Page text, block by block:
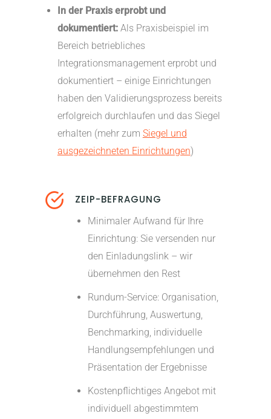
In der Praxis erprobt und
dokumentiert: Als Praxisbeispiel im
Bereich betriebliches
Integrationsmanagement erprobt und
dokumentiert – einige Einrichtungen
haben den Validierungsprozess bereits
erfolgreich durchlaufen und das Siegel
erhalten (mehr zum Siegel und
ausgezeichneten Einrichtungen)
ZEIP-BEFRAGUNG
Minimaler Aufwand für Ihre
Einrichtung: Sie versenden nur
den Einladungslink – wir
übernehmen den Rest
Rundum-Service: Organisation,
Durchführung, Auswertung,
Benchmarking, individuelle
Handlungsempfehlungen und
Präsentation der Ergebnisse
Kostenpflichtiges Angebot mit
individuell abgestimmtem